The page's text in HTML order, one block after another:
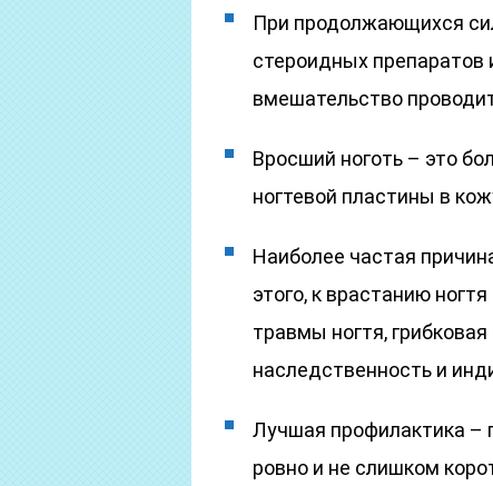
При продолжающихся
стероидных препаратов
вмешательство
Вросший ноготь – это
ногтевой пластины в
Наиболее частая
этого, к врастанию
травмы ногтя,
наследственность и
Лучшая профилактика –
ровно и не слишком